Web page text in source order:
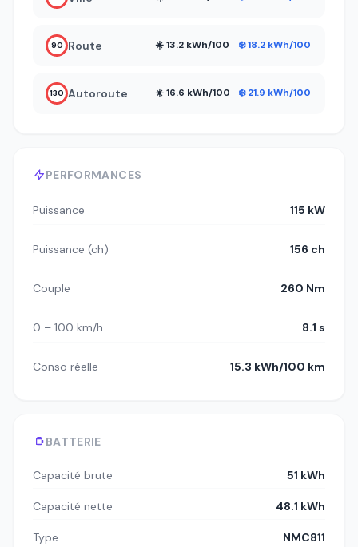
PERFORMANCES
Puissance 115 kW
Puissance (ch) 156 ch
Couple 260 Nm
0 – 100 km/h 8.1 s
Conso réelle 15.3 kWh/100 km
BATTERIE
Capacité brute 51 kWh
Capacité nette 48.1 kWh
Type NMC811
90 Route ☀️ 13.2 kWh/100 ❄️ 18.2 kWh/100
130 Autoroute ☀️ 16.6 kWh/100 ❄️ 21.9 kWh/100